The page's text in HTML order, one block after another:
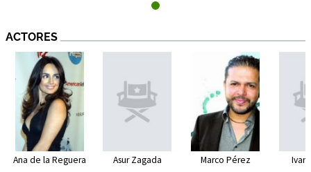
ACTORES
Ana de la Reguera Asur Zagada Marco Pérez Ivan